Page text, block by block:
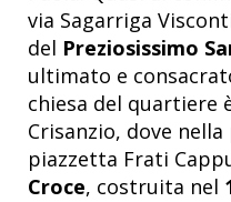
via Sagarriga
del Preziosissimo
ultimato e
chiesa del quartiere
Crisanzio, dove
piazzetta Frati
Croce, costruita nel